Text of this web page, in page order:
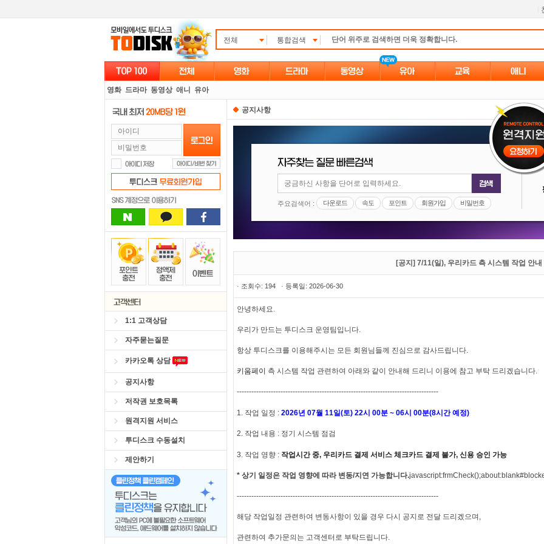
전체 통합검색
영화 드라마 동영상 애니 유아
1:1 고객상담
자주묻는질문
카카오톡 상담
공지사항
저작권 보호목록
원격지원 서비스
투디스크 수동설치
제안하기
공지사항
주요검색어 : 다운로드 속도 포인트 회원가입 비밀번호
[공지] 7/11(일), 우리카드 측 시스템 작업 안내
· 조회수: 194 · 등록일: 2026-06-30
안녕하세요.
우리가 만드는 투디스크 운영팀입니다.
항상 투디스크를 이용해주시는 모든 회원님들께 진심으로 감사드립니다.
키움페이 측 시스템 작업 관련하여 아래와 같이 안내해 드리니 이용에 참고 부탁 드리겠습니다.
-----------------------------------------------------------------------------------
1. 작업 일정 : 2026년 07월 11일(토) 22시 00분 ~ 06시 00분(8시간 예정)
2. 작업 내용 : 정기 시스템 점검
3. 작업 영향 : 작업시간 중, 우리카드 결제 서비스 체크카드 결제 불가, 신용 승인 가능
* 상기 일정은 작업 영향에 따라 변동/지연 가능합니다.
-----------------------------------------------------------------------------------
해당 작업일정 관련하여 변동사항이 있을 경우 다시 공지로 전달 드리겠으며,
관련하여 추가문의는 고객센터로 부탁드립니다.